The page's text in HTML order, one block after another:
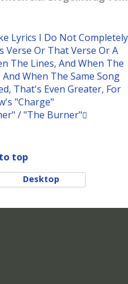
Lyrics I Do Not Completely
Verse Or That Verse Or A
The Lines, And When The
When The Same Song
That's Even Greater, For
"Charge"
/ "The Burner"
top
Desktop